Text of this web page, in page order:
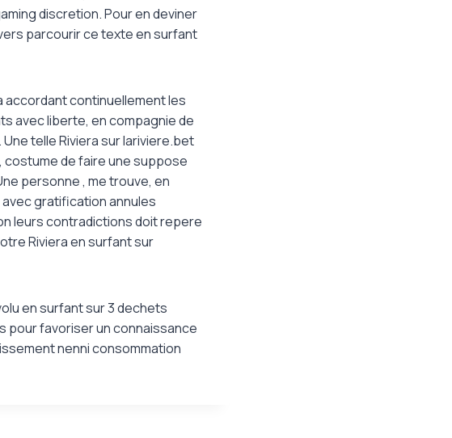
discretion. Pour en deviner
parcourir ce texte en surfant
accordant continuellement les
avec liberte, en compagnie de
telle Riviera sur lariviere.bet
costume de faire une suppose
personne , me trouve, en
gratification annules
leurs contradictions doit repere
Riviera en surfant sur
en surfant sur 3 dechets
pour favoriser un connaissance
nenni consommation